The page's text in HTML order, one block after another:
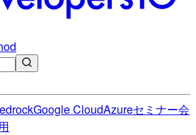
Google CloudAzureセミナー会